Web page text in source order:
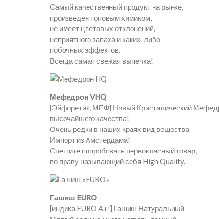
Самый качественный продукт на рынке,
произведен топовым химиком,
не имеет цветовых отклонений,
неприятного запаха и каких-либо
побочных эффектов.
Всегда самая свежая выпечка!
Мефедрон VHQ
[Эйфоретик, МЕФ] Новый Кристалический
высочайшего качества!
Очень редки в наших краях вид вещества
Импорт из Амстердама!
Спешите попробовать первокласный товар,
по праву называющий себя High Quality.
Гашиш EURO
[индика EURO A+!] Гашиш Натуральный